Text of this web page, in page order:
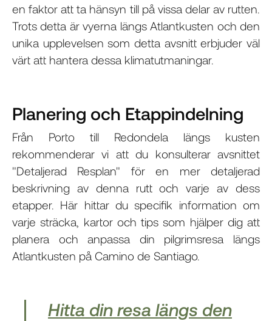
en faktor att ta hänsyn till på vissa delar av rutten.
Trots detta är vyerna längs Atlantkusten och den
unika upplevelsen som detta avsnitt erbjuder väl
värt att hantera dessa klimatutmaningar.
Planering och Etappindelning
Från Porto till Redondela längs kusten
rekommenderar vi att du konsulterar avsnittet
"Detaljerad Resplan" för en mer detaljerad
beskrivning av denna rutt och varje av dess
etapper. Här hittar du specifik information om
varje sträcka, kartor och tips som hjälper dig att
planera och anpassa din pilgrimsresa längs
Atlantkusten på Camino de Santiago.
Hitta din resa längs den